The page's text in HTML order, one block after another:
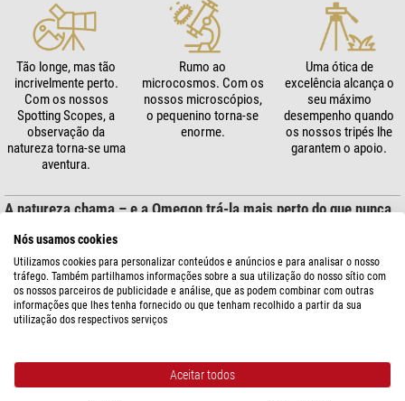
Tão longe, mas tão
incrivelmente perto.
Com os nossos
Spotting Scopes, a
observação da
natureza torna-se uma
aventura.
Rumo ao
microcosmos. Com os
nossos microscópios,
o pequenino torna-se
enorme.
Uma ótica de
excelência alcança o
seu máximo
desempenho quando
os nossos tripés lhe
garantem o apoio.
A natureza chama – e a Omegon trá-la mais perto do que nunca
Observação da natureza para todos – a Omegon assumiu esta missão ao
desenvolver óticas de alto desempenho e práticas para amadores e
profissionais. Quer prefira olhar para as profundezas do universo, para os
mais ínfimos seres vivos ou para a grande natureza — com ostelescópios
microscópios,binóculoseSpotting Scopesda Omegon abre-se diante de si
toda uma nova visão do mundo. Temos produtos para principiantes,
um.
Nós usamos cookies
Utilizamos cookies para personalizar conteúdos e anúncios e para analisar o nosso
tráfego. Também partilhamos informações sobre a sua utilização do nosso sítio com
os nossos parceiros de publicidade e análise, que as podem combinar com outras
informações que lhes tenha fornecido ou que tenham recolhido a partir da sua
utilização dos respectivos serviços
Aceitar todos